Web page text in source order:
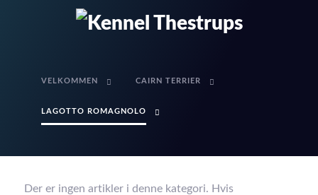
VELKOMMEN CAIRN TERRIER
LAGOTTO ROMAGNOLO
Der er ingen artikler i denne kategori. Hvis